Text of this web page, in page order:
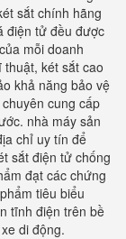
sắt chính hãng
điện tử đều được
mỗi doanh
két sắt cao
khả năng bảo vệ
cung cấp
nhà máy sản
chỉ uy tín để
sắt điện tử chống
đạt các chứng
tiêu biểu
tĩnh điện trên bề
di động.